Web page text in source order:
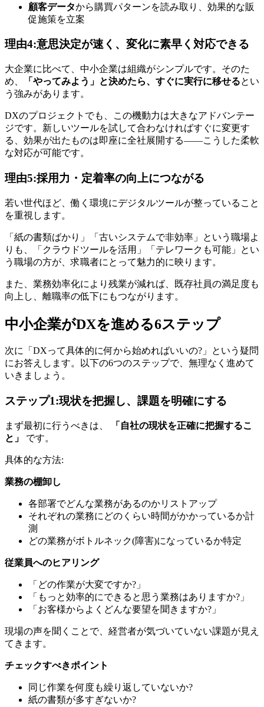
顧客データから購買パターンを読み取り、効果的な販
促施策を立案
理由4:意思決定が速く、変化に素早く対応できる
大企業に比べて、中小企業は組織がシンプルです。そのた
め、
「やってみよう」と決めたら、すぐに実行に移せるとい
う強みがあります。
DXのプロジェクトでも、この機動力は大きなアドバンテー
ジです。新しいツールを試して合わなければすぐに変更す
る、効果が出たものは即座に全社展開する――こうした柔軟
な対応が可能です。
理由5:採用力・定着率の向上につながる
若い世代ほど、働く環境にデジタルツールが整っていること
を重視します。
「紙の書類ばかり」「古いシステムで非効率」という職場よ
りも、「クラウドツールを活用」「テレワークも可能」とい
う職場の方が、求職者にとって魅力的に映ります。
また、業務効率化により残業が減れば、既存社員の満足度も
向上し、離職率の低下にもつながります。
中小企業がDXを進める6ステップ
次に「DXって具体的に何から始めればいいの?」という疑問
にお答えします。以下の6つのステップで、無理なく進めて
いきましょう。
ステップ1:現状を把握し、課題を明確にする
まず最初に行うべきは、
「自社の現状を正確に把握するこ
と」
です。
具体的な方法:
業務の棚卸し
各部署でどんな業務があるのかリストアップ
それぞれの業務にどのくらい時間がかかっているか計
測
どの業務がボトルネック(障害)になっているか特定
従業員へのヒアリング
「どの作業が大変ですか?」
「もっと効率的にできると思う業務はありますか?」
「お客様からよくどんな要望を聞きますか?」
現場の声を聞くことで、経営者が気づいていない課題が見え
てきます。
チェックすべきポイント
同じ作業を何度も繰り返していないか?
紙の書類が多すぎないか?